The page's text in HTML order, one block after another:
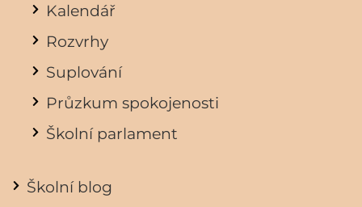
Kalendář
Rozvrhy
Suplování
Průzkum spokojenosti
Školní parlament
Školní blog